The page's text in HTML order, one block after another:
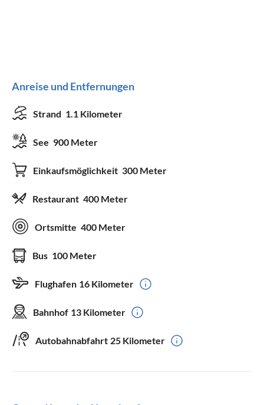
Anreise und Entfernungen
Strand 1.1 Kilometer
See 900 Meter
Einkaufsmöglichkeit 300 Meter
Restaurant 400 Meter
Ortsmitte 400 Meter
Bus 100 Meter
Flughafen 16 Kilometer
Bahnhof 13 Kilometer
Autobahnabfahrt 25 Kilometer